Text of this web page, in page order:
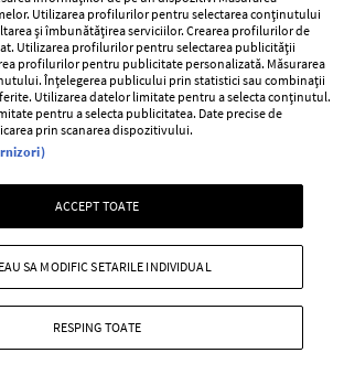
Viva
Avantaje
Retete practice
Decizia ONJN nr. 821/25.09.2025.
de noroc sunt interzise minorilor.
© 2026 Ringier Romania SRL
Utilizarea profilurilor pentru selectarea conținutului
și îmbunătățirea serviciilor. Crearea profilurilor de
Utilizarea profilurilor pentru selectarea publicității
profilurilor pentru publicitate personalizată. Măsurarea
Înțelegerea publicului prin statistici sau combinații
Utilizarea datelor limitate pentru a selecta conținutul.
pentru a selecta publicitatea. Date precise de
prin scanarea dispozitivului.
ACCEPT TOATE
RESPING TOATE
SA MODIFIC SETARILE INDIVIDUAL